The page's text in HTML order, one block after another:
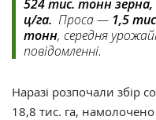
524 тис. тонн зерна,
ц/га. Проса — 1,5
тонн, середня
повідомленні.
Наразі розпочали збір
18,8 тис. га,